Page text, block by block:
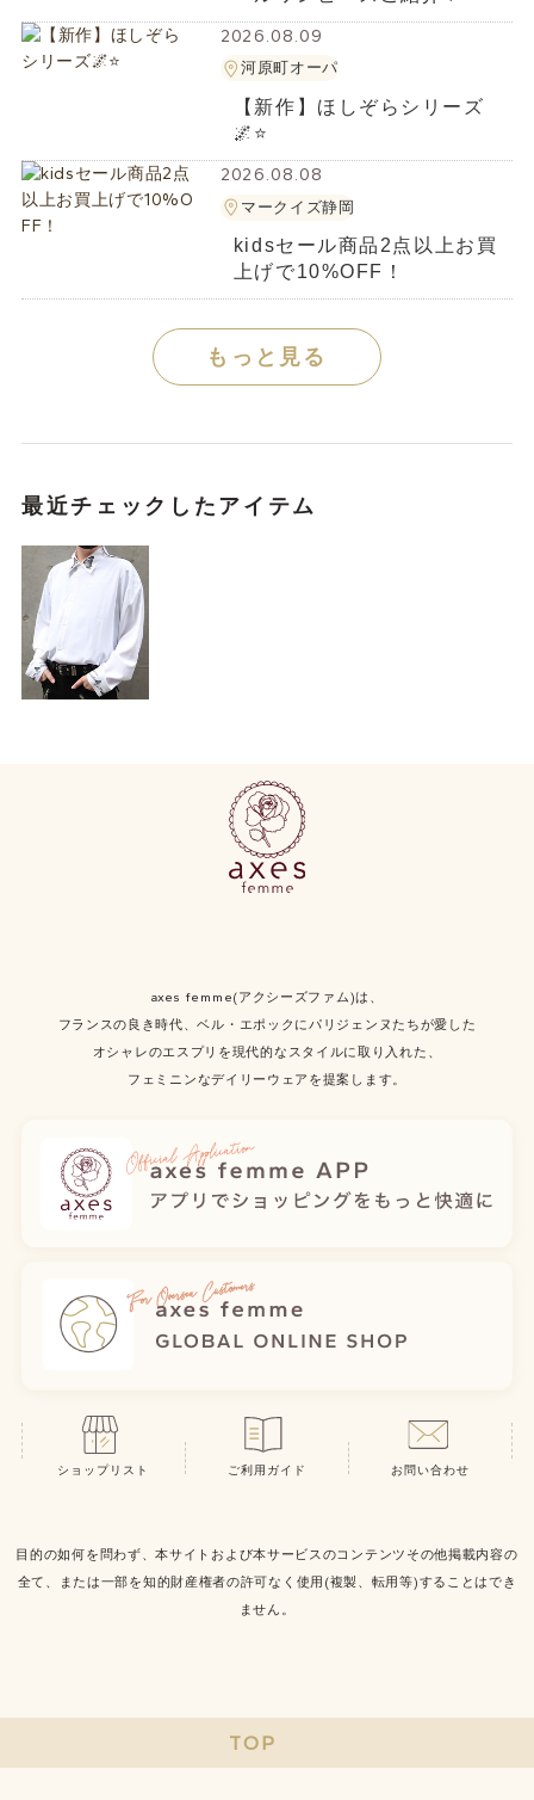
2026.08.09
河原町オーパ
【新作】ほしぞらシリーズ
🌌⭐
2026.08.08
マークイズ静岡
kidsセール商品2点以上お買
上げで10%OFF！
もっと見る
最近チェックしたアイテム
axes femme(アクシーズファム)は、
フランスの良き時代、ベル・エポックにパリジェンヌたちが愛した
オシャレのエスプリを現代的なスタイルに取り入れた、
フェミニンなデイリーウェアを提案します。
ショップリスト ご利用ガイド お問い合わせ
目的の如何を問わず、本サイトおよび本サービスのコンテンツその他掲載内容の
全て、または一部を知的財産権者の許可なく使用(複製、転用等)することはでき
ません。
TOP